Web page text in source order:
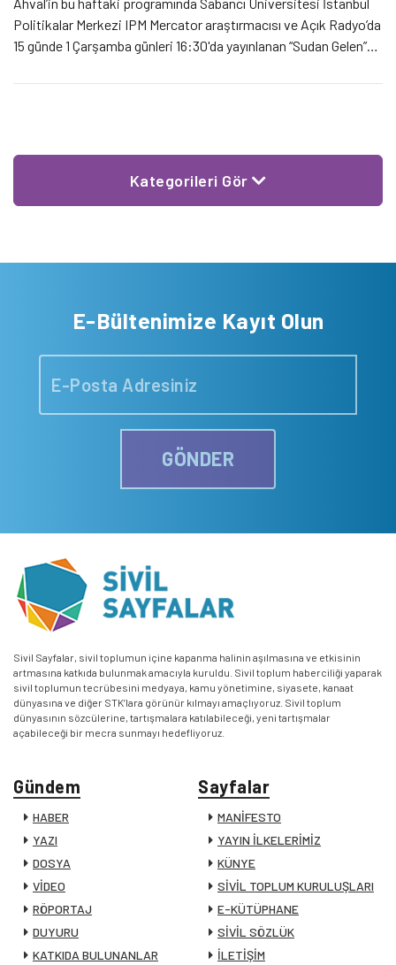
Politikalar Merkezi IPM Mercator araştırmacısı ve Açık Radyo’da
15 günde 1 Çarşamba günleri 16:30'da yayınlanan “Sudan Gelen”
bağlamında kuraklık sorununu, ülkemizdeki su yönetimini, su
Kategorileri Gör
E-Bültenimize Kayıt Olun
GÖNDER
Sivil Sayfalar, sivil toplumun içine kapanma halinin aşılmasına ve etkisinin
artmasına katkıda bulunmak amacıyla kuruldu. Sivil toplum haberciliği yaparak
sivil toplumun tecrübesini medyaya, kamu yönetimine, siyasete, kanaat
dünyasına ve diğer STK’lara görünür kılmayı amaçlıyoruz. Sivil toplum
dünyasının sözcülerine, tartışmalara katılabileceği, yeni tartışmalar
açabileceği bir mecra sunmayı hedefliyoruz.
Gündem
HABER
YAZI
DOSYA
VİDEO
RÖPORTAJ
DUYURU
KATKIDA BULUNANLAR
Sayfalar
MANİFESTO
YAYIN İLKELERİMİZ
KÜNYE
SİVİL TOPLUM KURULUŞLARI
E-KÜTÜPHANE
SİVİL SÖZLÜK
İLETİŞİM